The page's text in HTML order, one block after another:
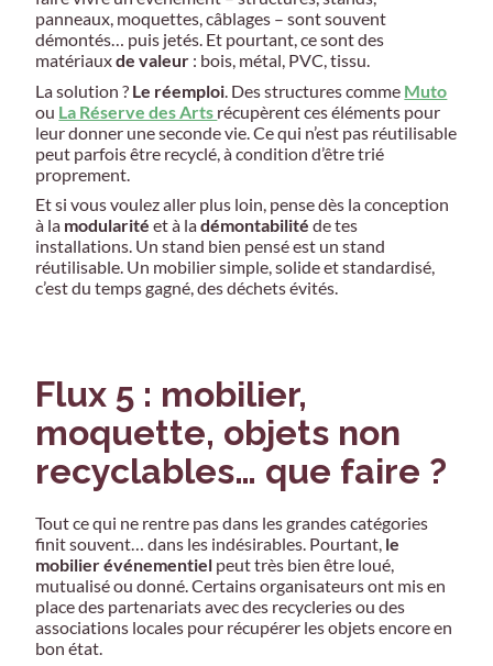
panneaux, moquettes, câblages – sont souvent
démontés… puis jetés. Et pourtant, ce sont des
matériauxde valeur : bois, métal, PVC, tissu.
La solution ? Le réemploi . Des structures comme Muto
ou La Réserve des Arts récupèrent ces éléments pour
leur donner une seconde vie. Ce qui n’est pas réutilisable
peut parfois être recyclé, à condition d’être trié
proprement.
Et si vous voulez aller plus loin, pense dès la conception
à la modularité et à ladémontabilité de tes
installations. Un stand bien pensé est un stand
réutilisable. Un mobilier simple, solide et standardisé,
c’est du temps gagné, des déchets évités.
Flux 5 : mobilier,
moquette, objets non
recyclables… que faire ?
Tout ce qui ne rentre pas dans les grandes catégories
finit souvent… dans les indésirables. Pourtant, le
mobilier événementiel peut très bien être loué,
mutualisé ou donné. Certains organisateurs ont mis en
place des partenariats avec des recycleries ou des
associations locales pour récupérer les objets encore en
bon état.